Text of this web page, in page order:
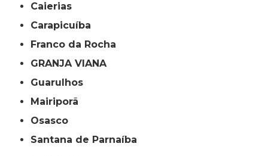
Caierias
Carapicuíba
Franco da Rocha
GRANJA VIANA
Guarulhos
Mairiporã
Osasco
Santana de Parnaíba